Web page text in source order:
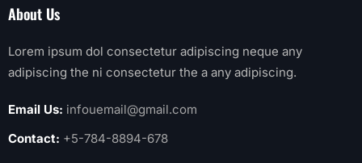
About Us
Lorem ipsum dol consectetur adipiscing neque any
adipiscing the ni consectetur the a any adipiscing.
Email Us: infouemail@gmail.com
Contact: +5-784-8894-678